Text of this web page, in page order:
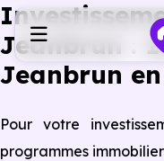
Jeanbrun :
Jeanbrun
Pour votre
programmes